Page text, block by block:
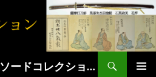
刀剣販売：刀の事ならソードコレクションへ